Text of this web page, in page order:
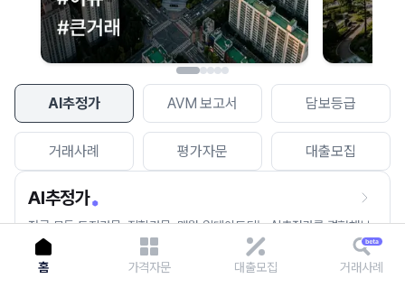
AI추정가 AVM 보고서 담보등급
거래사례 평가자문 대출모집
AI추정가
전국 모든 토지건물, 집합건물, 매월 업데이트되는 AI추정가를 경험해보
세요.
홈 가격자문 대출모집 거래사례